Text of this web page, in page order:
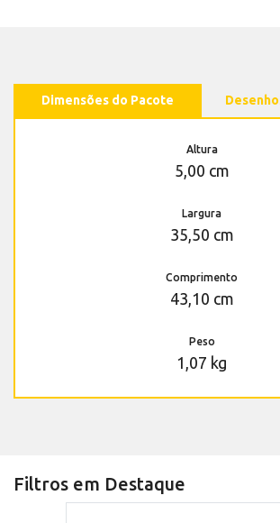
Dimensões do Pacote
Altura
5,00 cm
Largura
35,50 cm
Comprimento
43,10 cm
Peso
1,07 kg
Filtros em Destaque